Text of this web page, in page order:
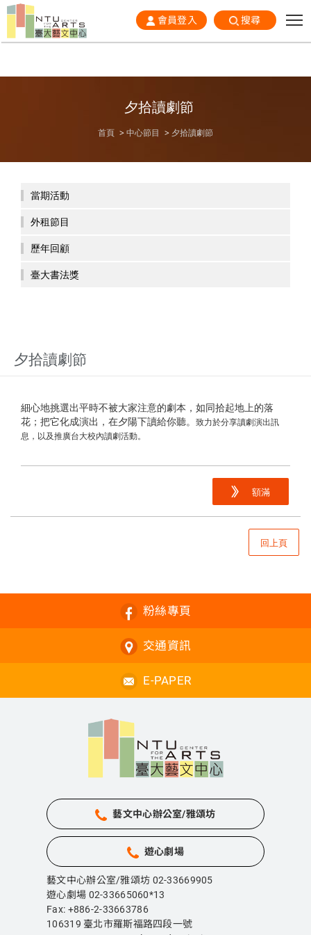
會員登入 搜尋
夕拾讀劇節
首頁 中心節目 夕拾讀劇節
當期活動
外租節目
歷年回顧
臺大書法獎
夕拾讀劇節
細心地挑選出平時不被大家注意的劇本，如同拾起地上的落
花；把它化成演出，在夕陽下讀給你聽。 致力於分享讀劇演出訊
息，以及推廣台大校內讀劇活動。
額滿
回上頁
粉絲專頁
交通資訊
E-PAPER
藝文中心辦公室/雅頌坊
遊心劇場
藝文中心辦公室/雅頌坊 02-33669905
遊心劇場 02-33665060*13
Fax: +886-2-33663786
106319 臺北市羅斯福路四段一號